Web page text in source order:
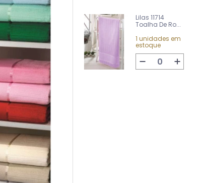
Lilas 11714
Toalha De Ro...
1 unidades em
estoque